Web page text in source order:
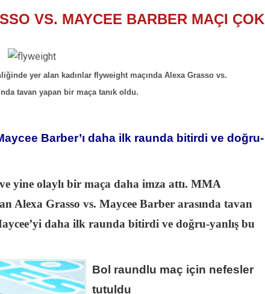
VS. MAYCEE BARBER MAÇI ÇOK
yer alan kadınlar flyweight maçında Alexa Grasso vs.
tavan yapan bir maça tanık oldu.
Barber’ı daha ilk raunda bitirdi ve doğru-
yine olaylı bir maça daha imza attı. MMA
Alexa Grasso vs. Maycee Barber arasında tavan
daha ilk raunda bitirdi ve doğru-yanlış bu
Bol raundlu maç için nefesler
tutuldu